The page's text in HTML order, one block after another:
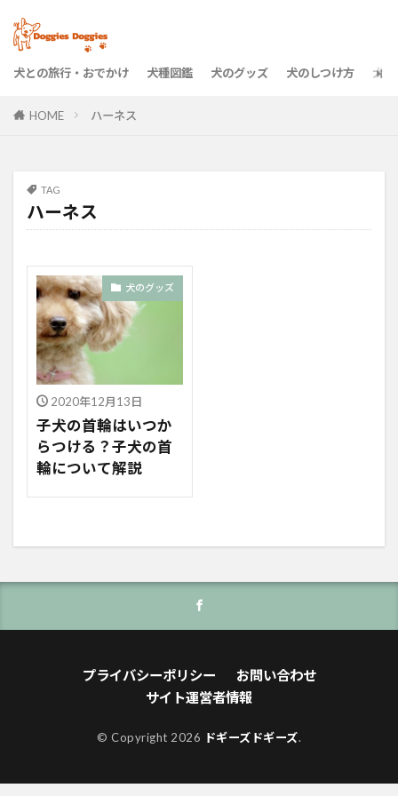
犬との旅行・おでかけ 犬種図鑑 犬のグッズ 犬のしつけ方 犬
HOME ハーネス
TAG
ハーネス
犬のグッズ
2020年12月13日
子犬の首輪はいつか
らつける？子犬の首
輪について解説
プライバシーポリシー
お問い合わせ
サイト運営者情報
© Copyright 2026 ドギーズドギーズ.